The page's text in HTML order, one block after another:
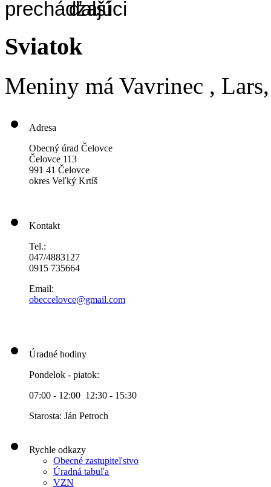
Sviatok
Meniny má Vavrinec ,
Adresa
Obecný úrad Čelovce
Čelovce 113
991 41 Čelovce
okres Veľký Krtíš
Kontakt
Tel.:
047/4883127
0915 735664
Email:
obeccelovce@gmail.com
Úradné hodiny
Pondelok - piatok:
07:00 - 12:00 12:30 - 15:30
Starosta: Ján Petroch
Rychle odkazy
Obecné zastupiteľstvo
Úradná tabuľa
VZN